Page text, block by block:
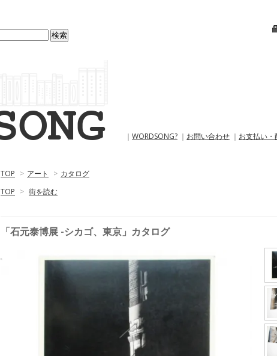
｜ WORDSONG? ｜ お問い合わせ ｜ お支払い
TOP > アート > カタログ
TOP > 街を読む
「石元泰博展 -シカゴ、東京」カタログ